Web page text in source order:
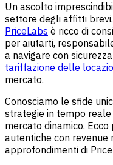
Un ascolto
settore degli affitti
PriceLabs è ricco di
per aiutarti,
a navigare con
tariffazione delle
mercato.
Conosciamo le sfide
strategie in tempo
mercato dinamico.
autentiche con revenue
approfondimenti di